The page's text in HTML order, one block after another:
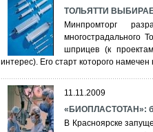
ТОЛЬЯТТИ
Минпромторг
многострадального
шприцев (к
интерес). Его старт которого намечен
11.11.2009
«БИОПЛАСТОТАН»:
В Красноярске